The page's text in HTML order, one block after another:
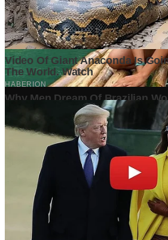
Mengapa Perusahaan Besar Mulai
Karyawan, tetapi Tetap Mencatatkan
3 weeks ago